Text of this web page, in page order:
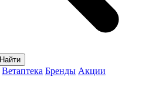
Найти
Ветаптека Бренды Акции